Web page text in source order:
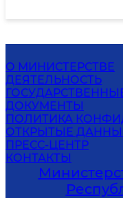
О МИНИСТЕРСТВЕ
ДЕЯТЕЛЬНОСТЬ
ДОКУМЕНТЫ
ПОЛИТИКА
ОТКРЫТЫЕ
ПРЕСС-ЦЕНТР
КОНТАКТЫ